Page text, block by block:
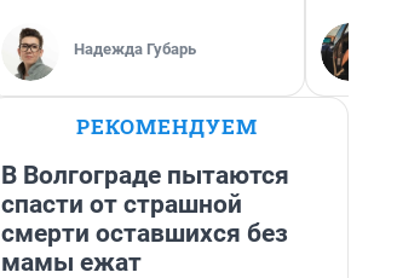
Надежда Губарь
РЕКОМЕНДУЕМ
В Волгограде пытаются
спасти от страшной
смерти оставшихся без
мамы ежат